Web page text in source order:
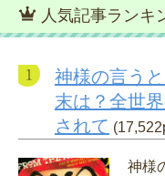
人気記事ランキ
神様の言う
末は？全世
されて
神様